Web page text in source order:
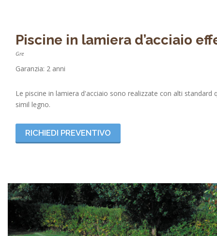
Piscine in lamiera d’acciaio
Gre
Garanzia: 2 anni
Le piscine in lamiera d'acciaio sono realizzate con alti
simil legno.
RICHIEDI PREVENTIVO